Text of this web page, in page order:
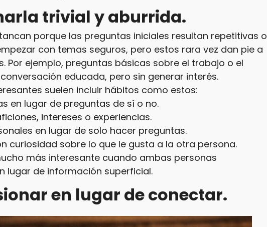
trivial y aburrida.
porque las preguntas iniciales resultan repetitivas o
con temas seguros, pero estos rara vez dan pie a
Por ejemplo, preguntas básicas sobre el trabajo o el
educada, pero sin generar interés.
suelen incluir hábitos como estos:
en lugar de preguntas de sí o no.
intereses o experiencias.
en lugar de solo hacer preguntas.
curiosidad sobre lo que le gusta a la otra persona.
más interesante cuando ambas personas
lugar de información superficial.
en lugar de conectar.